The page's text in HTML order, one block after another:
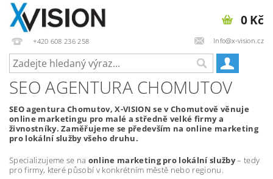
+420 608 236 258 Info@x-vision.cz
0 Kč
SEO AGENTURA CHOMUTOV
SEO agentura Chomutov, X-VISION se v Chomutově věnuje
online marketingu pro malé a středně velké firmy a
živnostníky. Zaměřujeme se především na online marketing
pro lokální služby všeho druhu.
Specializujeme se na online marketing pro lokální služby– tedy
pro firmy, které působí v konkrétním městě nebo regionu.